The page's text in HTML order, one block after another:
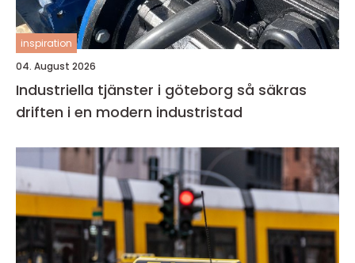
inspiration
04. August 2026
Industriella tjänster i göteborg så säkras
driften i en modern industristad